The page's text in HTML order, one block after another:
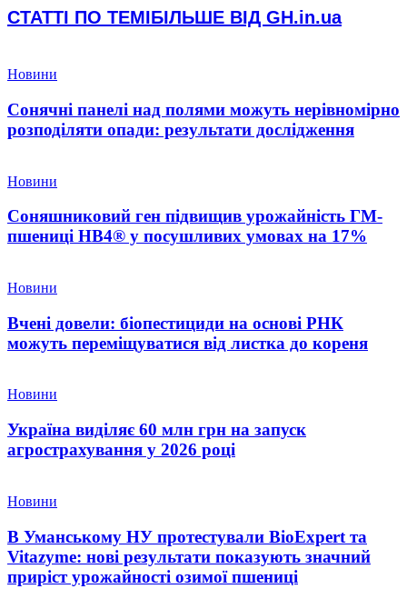
СТАТТІ ПО ТЕМІБІЛЬШЕ ВІД GH.in.ua
Новини
Сонячні панелі над полями можуть нерівномірно
розподіляти опади: результати дослідження
Новини
Соняшниковий ген підвищив урожайність ГМ-
пшениці HB4® у посушливих умовах на 17%
Новини
Вчені довели: біопестициди на основі РНК
можуть переміщуватися від листка до кореня
Новини
Україна виділяє 60 млн грн на запуск
агрострахування у 2026 році
Новини
В Уманському НУ протестували BioExpert та
Vitazyme: нові результати показують значний
приріст урожайності озимої пшениці